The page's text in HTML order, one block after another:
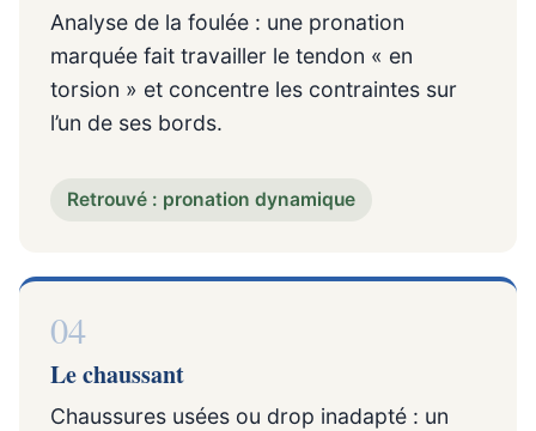
Analyse de la foulée : une pronation
marquée fait travailler le tendon « en
torsion » et concentre les contraintes sur
l’un de ses bords.
Retrouvé : pronation dynamique
04
Le chaussant
Chaussures usées ou drop inadapté : un